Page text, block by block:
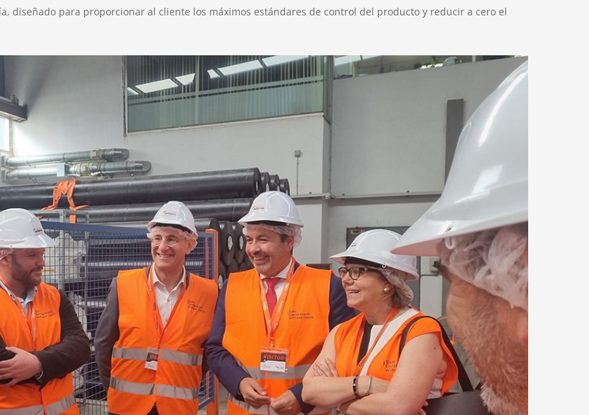
diseñado para proporcionar al cliente los máximos estándares de control del producto y reducir a cero el